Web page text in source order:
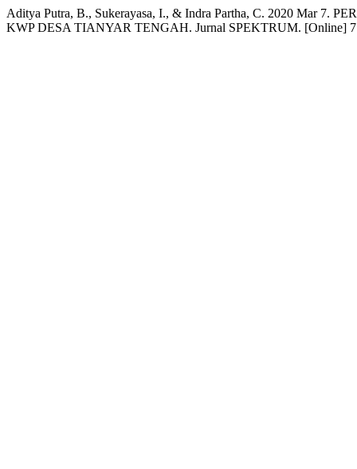
Aditya Putra, B., Sukerayasa, I., & Indra Partha, C. 2020 Mar
KWP DESA TIANYAR TENGAH. Jurnal SPEKTRUM. [Online]